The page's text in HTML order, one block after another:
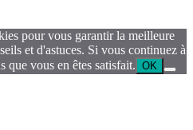
pour vous garantir la meilleure
et d'astuces. Si vous continuez à
que vous en êtes satisfait. OK